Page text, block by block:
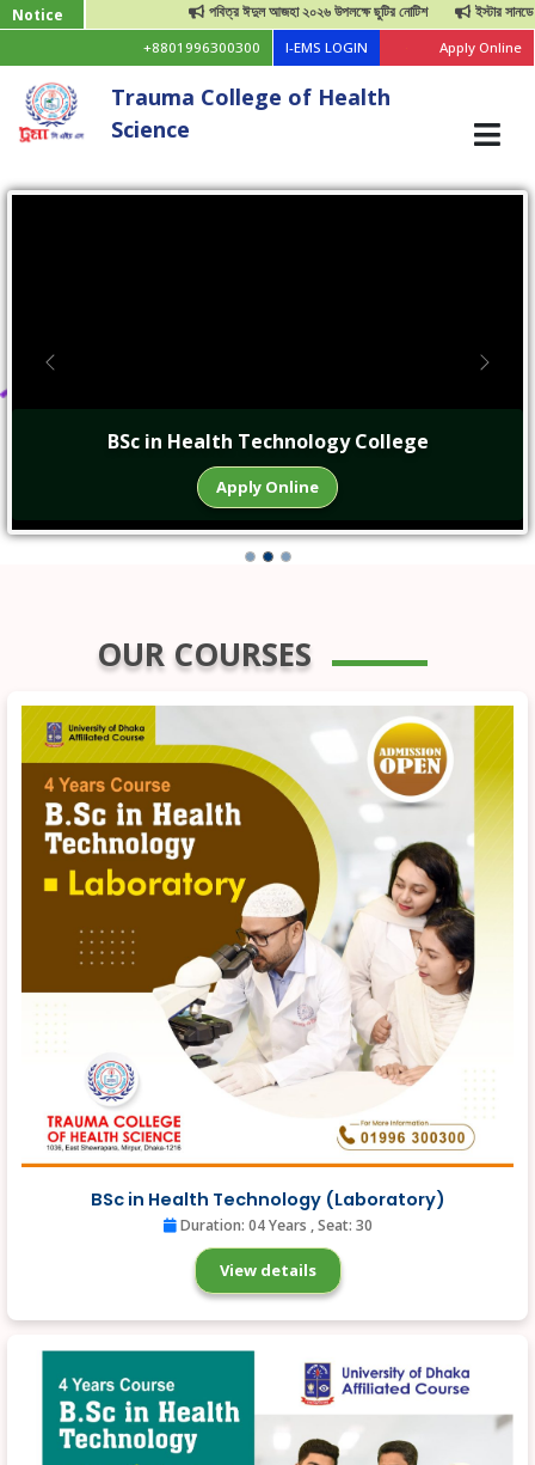
Notice পবিত্র ঈদুল আজহা ২০২৬ উপলক্ষে ছুটির নোটিশ ইস্টার সানডে উপলক্ষে
+8801996300300 I-EMS LOGIN Apply Online
Trauma College of Health
Science
BSc in Health Technology College
Apply Online
Previous Next
OUR COURSES
BSc in Health Technology (Laboratory)
Duration: 04 Years , Seat: 30
View details